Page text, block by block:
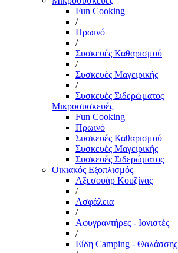
Fun Cooking
/
Πρωινό
/
Συσκευές Καθαρισμού
/
Συσκευές Μαγειρικής
/
Συσκευές Σιδερώματος
Μικροσυσκευές
Fun Cooking
Πρωινό
Συσκευές Καθαρισμού
Συσκευές Μαγειρικής
Συσκευές Σιδερώματος
Οικιακός Εξοπλισμός
Αξεσουάρ Κουζίνας
/
Ασφάλεια
/
Αφυγραντήρες - Ιονιστές
/
Είδη Camping - Θαλάσσης